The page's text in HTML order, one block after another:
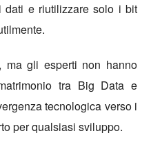
dati e riutilizzare solo i bit
ma gli esperti non hanno
tra Big Data e
tecnologica verso i
per qualsiasi sviluppo.